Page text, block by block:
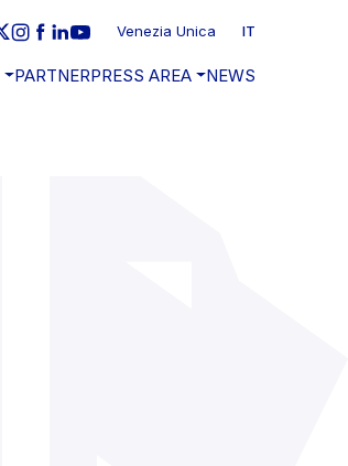
Venezia Unica IT
PARTNERPRESS AREA NEWS